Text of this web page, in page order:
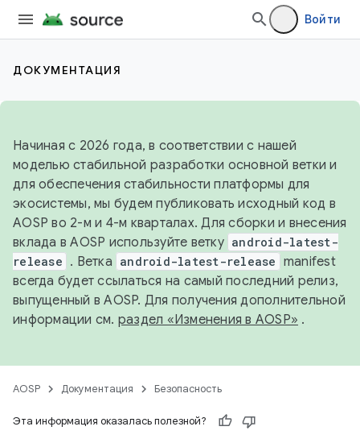
Войти
ДОКУМЕНТАЦИЯ
Начиная с 2026 года, в соответствии с нашей
моделью стабильной разработки основной ветки и
для обеспечения стабильности платформы для
экосистемы, мы будем публиковать исходный код в
AOSP во 2-м и 4-м кварталах. Для сборки и внесения
вклада в AOSP используйте ветку android-latest-
release . Ветка android-latest-release manifest
всегда будет ссылаться на самый последний релиз,
выпущенный в AOSP. Для получения дополнительной
информации см. раздел «Изменения в AOSP» .
AOSP Документация Безопасность
Эта информация оказалась полезной?